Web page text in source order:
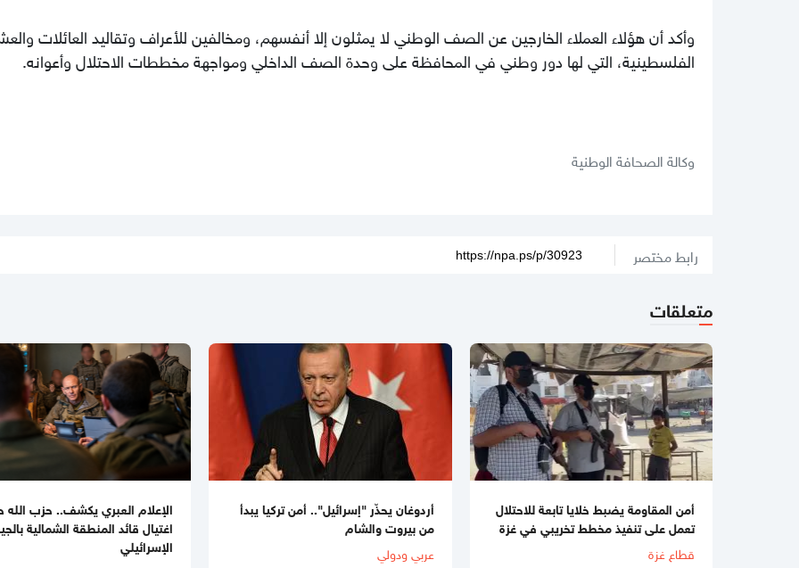
وأكد أن هؤلاء العملاء الخارجين عن الصف الوطني لا يمثلون إلا أنفسهم، ومخالفين للأعراف وتقاليد العائلات
الفلسطينية، التي لها دور وطني في المحافظة على وحدة الصف الداخلي ومواجهة مخططات الاحتلال وأعوانه.
وكالة الصحافة الوطنية
رابط مختصر
متعلقات
أمن المقاومة يضبط خلايا تابعة للاحتلال
تعمل على تنفيذ مخطط تخريبي في غزة
قطاع غزة
أردوغان يحذّر "إسرائيل".. أمن تركيا يبدأ
من بيروت والشام
عربي ودولي
الإعلام العبري يكشف.. حزب الله
اغتيال قائد المنطقة الشمالية
الإسرائيلي